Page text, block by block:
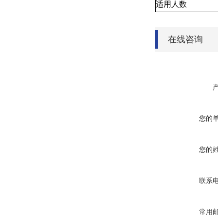
适用人数
在线咨询
您的
您的
联系
常用